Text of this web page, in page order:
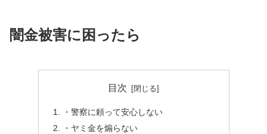
闇金被害に困ったら
目次
・警察に頼って安心しない
・ヤミ金を煽らない